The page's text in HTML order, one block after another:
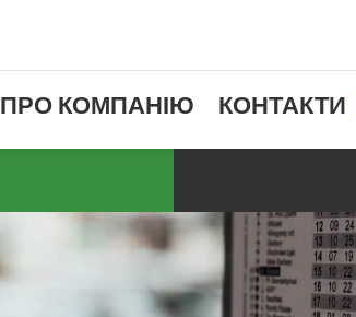
ПРО КОМПАНІЮ КОНТАКТИ